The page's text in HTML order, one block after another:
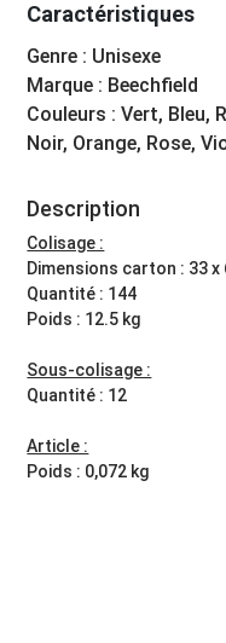
Caractéristiques
Genre : Unisexe
Marque : Beechfield
Couleurs : Vert, Bleu,
Noir, Orange, Rose,
Description
Colisage :
Dimensions carton : 33 x
Quantité : 144
Poids : 12.5 kg
Sous-colisage :
Quantité : 12
Article :
Poids : 0,072 kg